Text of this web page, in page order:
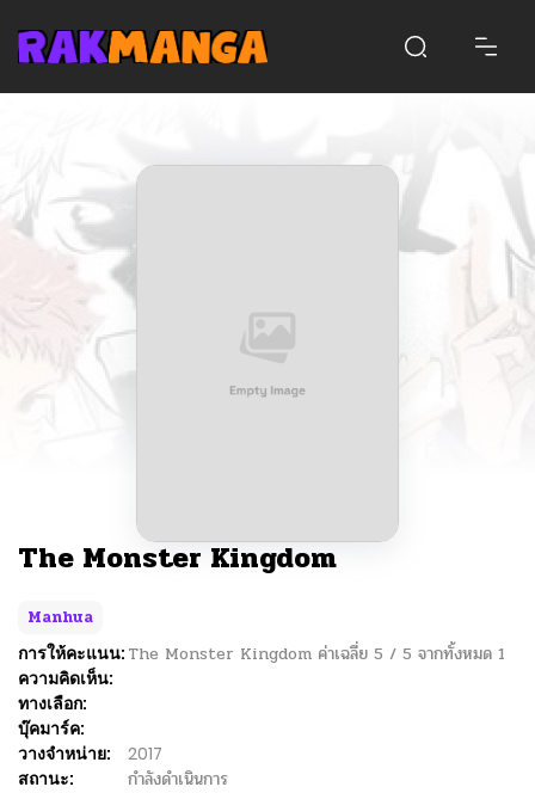
The Monster Kingdom
Manhua
การให้คะแนน: The Monster Kingdom ค่าเฉลี่ย 5 / 5 จากทั้งหมด 1
ความคิดเห็น:
ทางเลือก:
บุ๊คมาร์ค:
วางจำหน่าย:
2017
สถานะ:
กำลังดำเนินการ